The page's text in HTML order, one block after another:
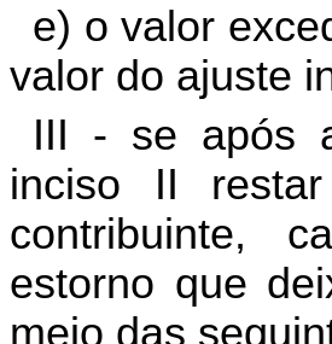
e) o valor
valor do ajuste
III - se após
inciso II
contribuinte,
estorno que
meio das